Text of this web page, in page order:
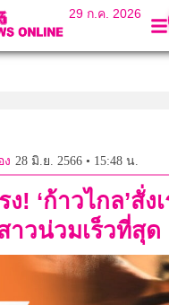
29 ก.ค. 2026
ง 28 มิ.ย. 2566 • 15:48 น.
ง! ‘ก้าวไกล’สั่ง
าวน่วมเร็วที่สุด